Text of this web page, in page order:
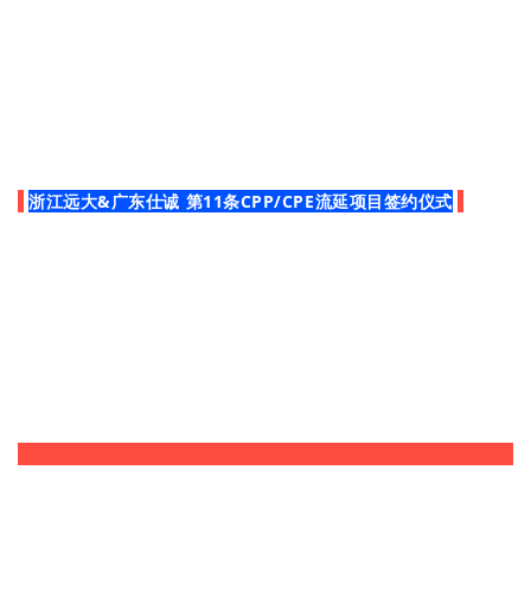
浙江远大&广东仕诚 第11条CPP/CPE流延项目签约仪式